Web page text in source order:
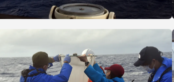
札幌キャンパス